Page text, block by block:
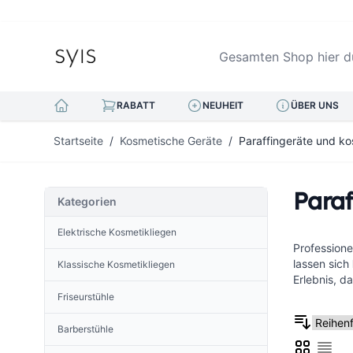
Gesamten Shop hier
RABATT NEUHEIT ÜBER UNS
Startseite / Kosmetische Geräte / Paraffingeräte und
lassen
Erlebnis,
Kategorien
Elektrische Kosmetikliegen
Klassische Kosmetikliegen
Friseurstühle
Barberstühle